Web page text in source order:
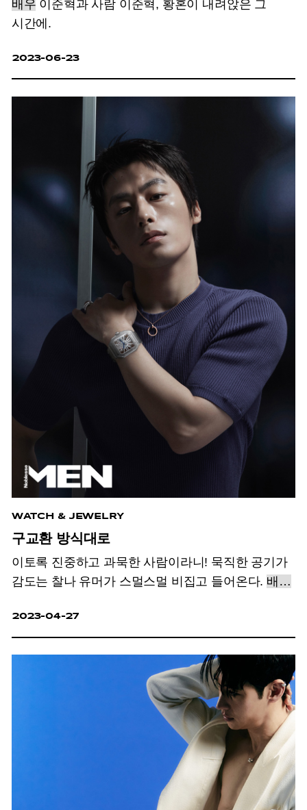
배우 이준혁과 사람 이준혁, 황혼이 내려앉은 그
시간에.
2023-06-23
WATCH & JEWELRY
구교환 방식대로
이토록 진중하고 과묵한 사람이라니! 묵직한 공기가
감도는 찰나 유머가 스멀스멀 비집고 들어온다. 배우
밀당의 귀재이니.
2023-04-27